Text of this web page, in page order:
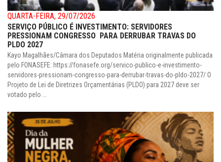
QUARTA-FEIRA, 29/07/2026
SERVIÇO PÚBLICO É INVESTIMENTO: SERVIDORES
PRESSIONAM CONGRESSO PARA DERRUBAR TRAVAS DO
PLDO 2027
Kayo Magalhães/Câmara dos Deputados Matéria originalmente publicada
pelo FONASEFE: https://fonasefe.org/servico-publico-e-investimento-
servidores-pressionam-congresso-para-derrubar-travas-do-pldo-2027/ O
Projeto de Lei de Diretrizes Orçamentárias (PLDO) para 2027 deve ser
votado pelo ...